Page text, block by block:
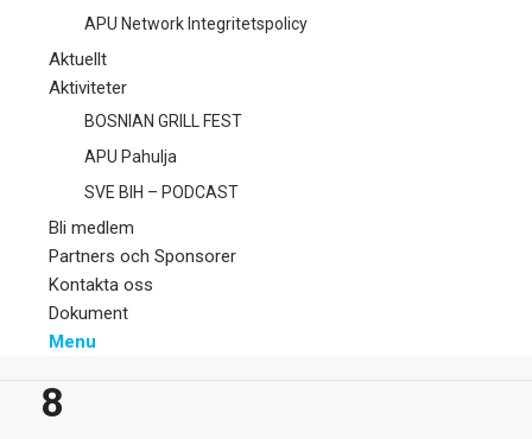
APU Network Integritetspolicy
Aktuellt
Aktiviteter
BOSNIAN GRILL FEST
APU Pahulja
SVE BIH – PODCAST
Bli medlem
Partners och Sponsorer
Kontakta oss
Dokument
Menu
8